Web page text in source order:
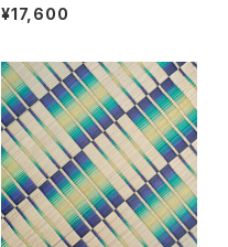
¥17,600